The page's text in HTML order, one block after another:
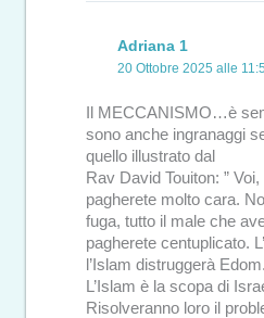
Adriana 1
20 Ottobre 2025 alle
Il MECCANISMO…è
sono anche ingranaggi
quello illustrato dal
Rav David Touiton: ”
pagherete molto cara.
fuga, tutto il male che
pagherete centuplicato.
l’Islam distruggerà Edom.
L’Islam è la scopa di
Risolveranno loro il